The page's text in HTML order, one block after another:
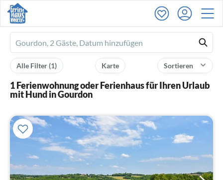
Ferienhausmiete
logo
Sortieren
Karte
Alle Filter(1)
1 Ferienwohnung oder Ferienhaus für Ihren Urlaub
mit Hund in Gourdon